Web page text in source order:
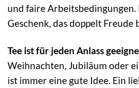
und faire Arbeitsbedingungen.
Geschenk, das doppelt Freude
Tee ist für jeden Anlass
Weihnachten, Jubiläum oder
ist immer eine gute Idee. Ein